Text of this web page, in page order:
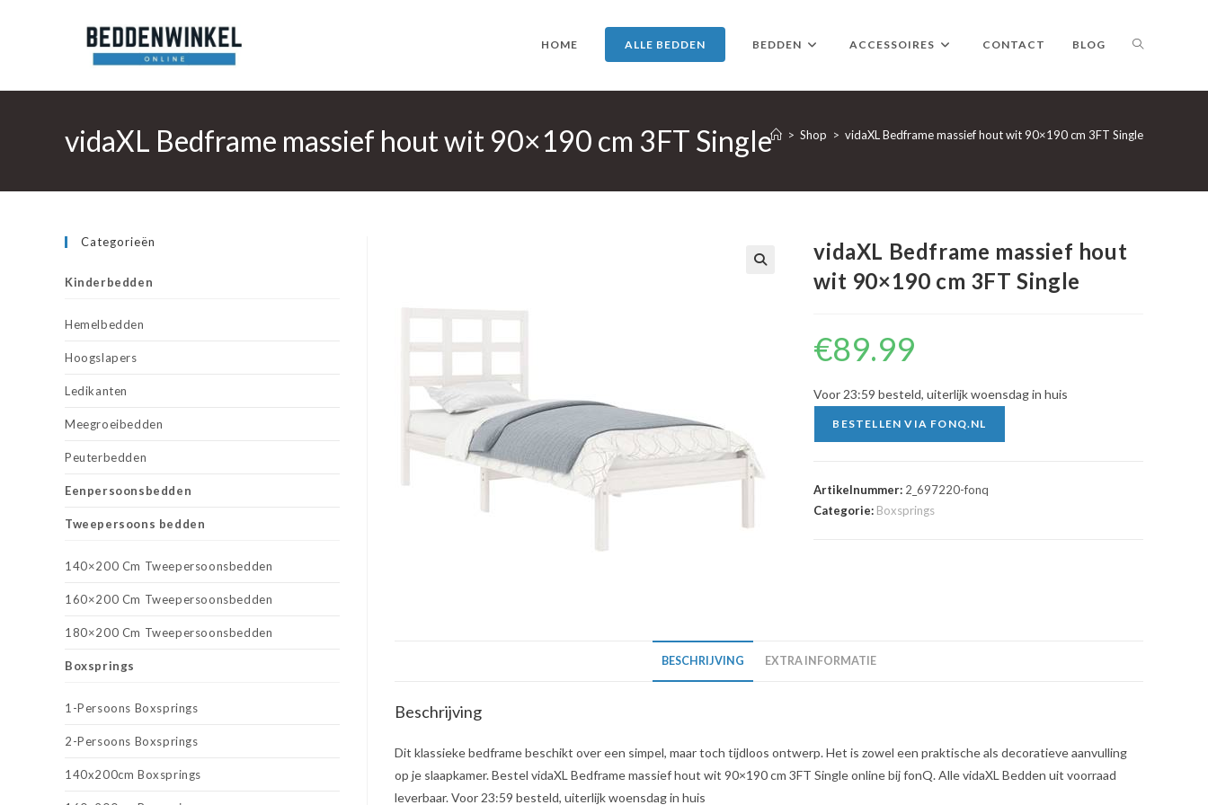
HOME ALLE BEDDEN BEDDEN ACCESSOIRES CONTACT BLOG TOGGLE
WEBSITE
vidaXL Bedframe massief hout wit 90×190 cm 3FT Single > Shop > vidaXL Bedframe massief hout wit 90×190 cm 3FT Single
vidaXL Bedframe massief hout
wit 90×190 cm 3FT Single
€89.99
Voor 23:59 besteld, uiterlijk woensdag in huis
BESTELLEN VIA FONQ.NL
Artikelnummer: 2_697220-fonq
Categorie: Boxsprings
BESCHRIJVING EXTRA INFORMATIE
Beschrijving
Dit klassieke bedframe beschikt over een simpel, maar toch tijdloos ontwerp. Het is zowel een praktische als decoratieve aanvulling
op je slaapkamer. Bestel vidaXL Bedframe massief hout wit 90×190 cm 3FT Single online bij fonQ. Alle vidaXL Bedden uit voorraad
leverbaar. Voor 23:59 besteld, uiterlijk woensdag in huis
Categorieën
Kinderbedden
Hemelbedden
Hoogslapers
Ledikanten
Meegroeibedden
Peuterbedden
Eenpersoonsbedden
Tweepersoons bedden
140×200 Cm Tweepersoonsbedden
160×200 Cm Tweepersoonsbedden
180×200 Cm Tweepersoonsbedden
Boxsprings
1-Persoons Boxsprings
2-Persoons Boxsprings
140x200cm Boxsprings